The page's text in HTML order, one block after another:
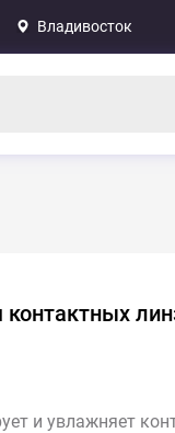
Владивосток
контактных
и увлажняет